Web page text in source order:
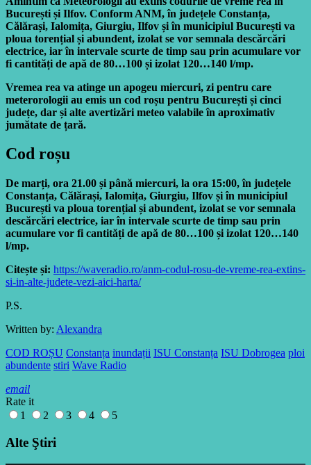
București și Ilfov. Conform ANM, în județele Constanța,
Călărași, Ialomița, Giurgiu, Ilfov și în municipiul București va
ploua torențial și abundent, izolat se vor semnala descărcări
electrice, iar în intervale scurte de timp sau prin acumulare vor
fi cantități de apă de 80…100 și izolat 120…140 l/mp.
Vremea rea va atinge un apogeu miercuri, zi pentru care
meterorologii au emis un cod roșu pentru București și cinci
județe, dar și alte avertizări meteo valabile în aproximativ
jumătate de țară.
Cod roșu
De marți, ora 21.00 și până miercuri, la ora 15:00, în județele
Constanța, Călărași, Ialomița, Giurgiu, Ilfov și în municipiul
București va ploua torențial și abundent, izolat se vor semnala
descărcări electrice, iar în intervale scurte de timp sau prin
acumulare vor fi cantități de apă de 80…100 și izolat 120…140
l/mp.
Citește și: https://waveradio.ro/anm-codul-rosu-de-vreme-rea-extins-
si-in-alte-judete-vezi-aici-harta/
P.S.
Written by: Alexandra
COD ROȘU Constanța inundații ISU Constanța ISU Dobrogea ploi
abundente stiri Wave Radio
email
Rate it
1
2 3 4 5
Alte Ştiri